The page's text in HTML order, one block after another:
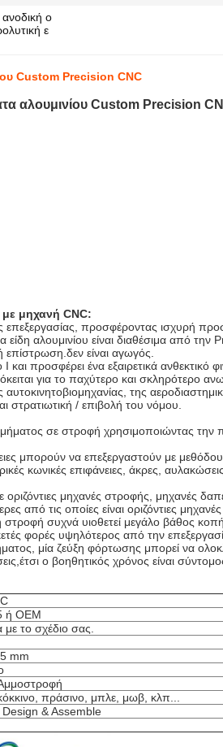
ο
ε
Custom Precision CNC
αλουμινίου Custom Precision
με μηχανή CNC:
επεξεργασίας, προσφέροντας ισχυρή
αλουμινίου είναι διαθέσιμα από την
είναι αγωγός.
προσφέρει ένα εξαιρετικά ανθεκτικό
για το παχύτερο και σκληρότερο
της
στρατιωτική / επιβολή του νόμου.
σε στροφή χρησιμοποιώντας την
μπορούν να επεξεργαστούν με
κωνικές επιφάνειες, άκρες,
μηχανές στροφής, μηχανές
από τις οποίες είναι οριζόντιες
συχνά υιοθετεί μεγάλο βάθος
φορές υψηλότερος από την
μία ζεύξη φόρτωσης μπορεί να
ο βοηθητικός χρόνος είναι
ή OEM
το σχέδιο σας.
mm
πράσινο, μπλε, μωβ, κλπ...
& Assemble